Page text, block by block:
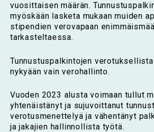
vuosittaisen määrän.
myöskään lasketa mukaan muiden
stipendien verovapaan
tarkasteltaessa.
Tunnustuspalkintojen
nykyään vain verohallinto.
Vuoden 2023 alusta voimaan tullut
yhtenäistänyt ja sujuvoittanut
verotusmenettelyä ja vähentänyt
ja jakajien hallinnollista työtä.